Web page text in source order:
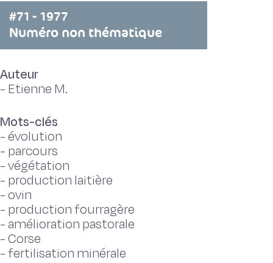
#71 - 1977
Numéro non thématique
Auteur
- Etienne M.
Mots-clés
-évolution
- parcours
-végétation
- production laitière
-ovin
- production fourragère
- amélioration pastorale
-Corse
- fertilisation minérale